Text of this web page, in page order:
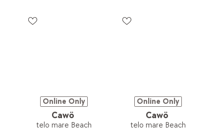
Online Only
Cawö
telo mare Beach
Online Only
Cawö
telo mare Beach